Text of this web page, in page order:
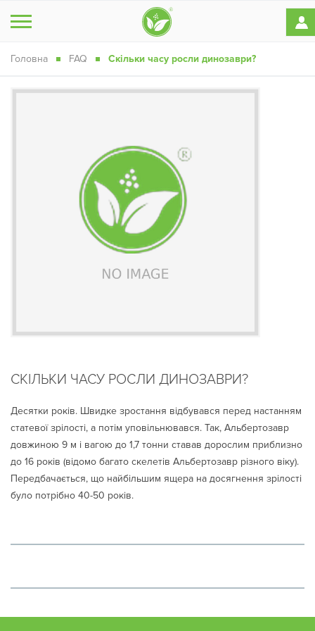
Головна FAQ Скільки часу росли динозаври?
СКІЛЬКИ ЧАСУ РОСЛИ ДИНОЗАВРИ?
Десятки років. Швидке зростання відбувався перед настанням
статевої зрілості, а потім уповільнювався. Так, Альбертозавр
довжиною 9 м і вагою до 1,7 тонни ставав дорослим приблизно
до 16 років (відомо багато скелетів Альбертозавр різного віку).
Передбачається, що найбільшим ящера на досягнення зрілості
було потрібно 40-50 років.